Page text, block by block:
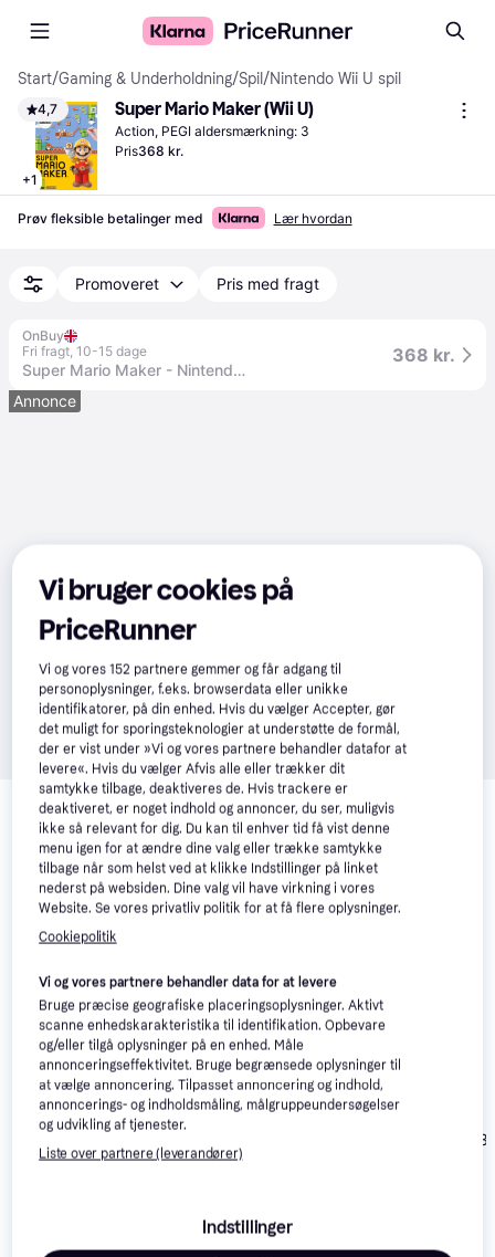
Start/Gaming & Underholdning/Spil /Nintendo Wii U spil
4,7
+1
Super Mario Maker (Wii U)
Action, PEGI aldersmærkning: 3
Pris368 kr.
Prøv fleksible betalinger med Lær hvordan
Promoveret Pris med fragt
OnBuy
Fri fragt, 10-15 dage
Super Mario Maker - Nintendo Wii U (fornyet)
368 kr.
Annonce
Relaterede produkter
Se vores forslag til andre produkter, der matcher dine
interesser. Vis alle
Color Splash (Wii
Paintbrush (Wii U)
Super Mario
Vi bruger cookies på
PriceRunner
Vi og vores152 partnere gemmer og får adgang til
personoplysninger, f.eks. browserdata eller unikke
identifikatorer, på din enhed. Hvis du vælger Accepter, gør
det muligt for sporingsteknologier at understøtte de formål,
der er vist under »Vi og vores partnere behandler datafor at
levere«. Hvis du vælger Afvis alle eller trækker dit
samtykke tilbage, deaktiveres de. Hvis trackere er
deaktiveret, er noget indhold og annoncer, du ser, muligvis
ikke så relevant for dig. Du kan til enhver tid få vist denne
menu igen for at ændre dine valg eller trække samtykke
tilbage når som helst ved at klikke Indstillinger på linket
nederst på websiden. Dine valg vil have virkning i vores
Website. Se vores privatliv politik for at få flere oplysninger.
Cookiepolitik
Vi og vores partnere behandler data for at levere
Bruge præcise geografiske placeringsoplysninger. Aktivt
scanne enhedskarakteristika til identifikation. Opbevare
og/eller tilgå oplysninger på en enhed. Måle
annonceringseffektivitet. Bruge begrænsede oplysninger til
at vælge annoncering. Tilpasset annoncering og indhold,
annoncerings- og indholdsmåling, målgruppeundersøgelser
og udvikling af tjenester.
Liste over partnere (leverandører)
Indstillinger